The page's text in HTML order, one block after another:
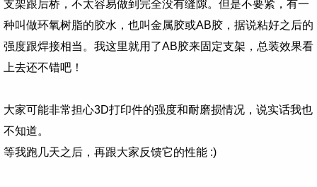
支架跟后桥，不太容易做到完全没有缝隙。但是不要紧，有一
种叫做环氧树脂的胶水，也叫金属胶或AB胶，据说粘好之后的
强度跟焊接相当。我这里就用了AB胶来固定支架，总装效果看
上去还不错吧！
大家可能非常担心3D打印件的强度和耐磨损情况，说实话我也
不知道。
等我跑几天之后，再跟大家反馈它的性能 :)